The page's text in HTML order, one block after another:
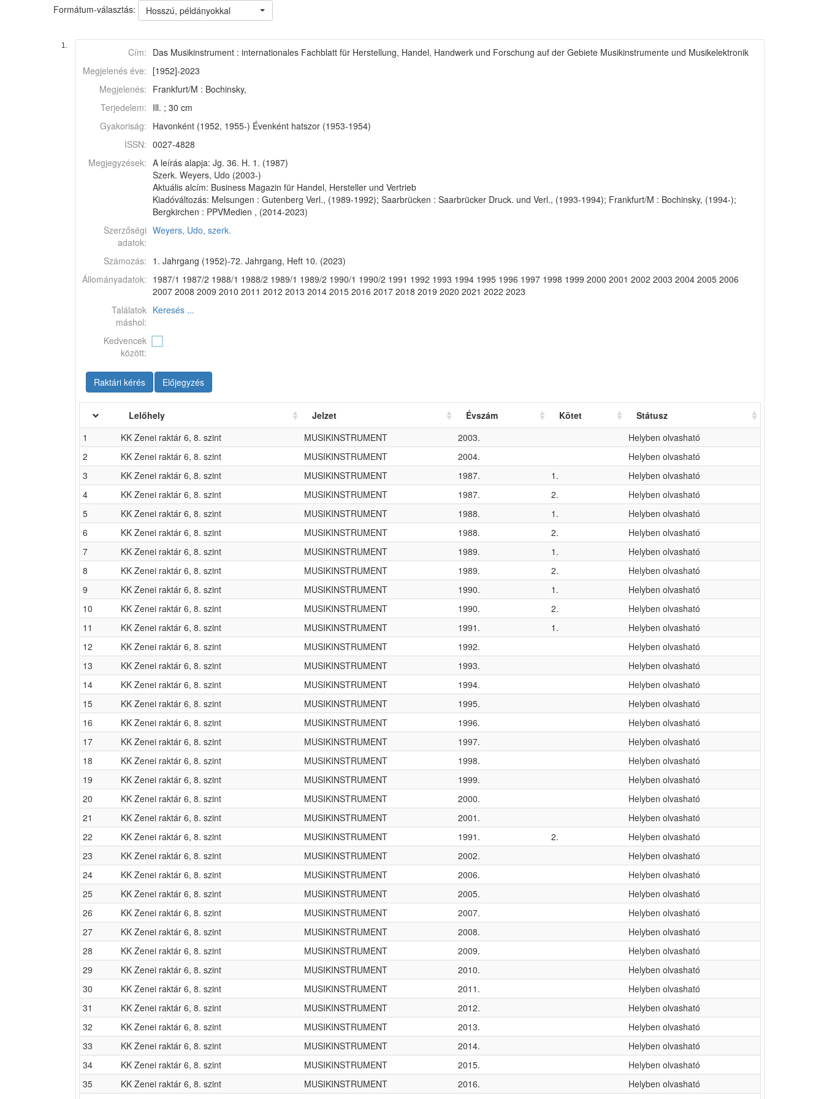
Formátum-választás: Hosszú, példányokkal
1.
Cím: Das Musikinstrument : internationales Fachblatt für Herstellung, Handel, Handwerk und Forschung auf der Gebiete Musikinstrumente und Musikelektronik
Megjelenés éve: [1952]-2023
Megjelenés: Frankfurt/M : Bochinsky,
Terjedelem: Ill. ; 30 cm
Gyakoriság: Havonként (1952, 1955-) Évenként hatszor (1953-1954)
ISSN: 0027-4828
Megjegyzések: A leírás alapja: Jg. 36. H. 1. (1987)
Szerk. Weyers, Udo (2003-)
Aktuális alcím: Business Magazin für Handel, Hersteller und Vertrieb
Kiadóváltozás: Melsungen : Gutenberg Verl., (1989-1992); Saarbrücken : Saarbrücker Druck. und Verl., (1993-1994); Frankfurt/M : Bochinsky, (1994-);
Bergkirchen : PPVMedien , (2014-2023)
Szerzőségi
adatok:
Weyers, Udo, szerk.
Számozás: 1. Jahrgang (1952)-72. Jahrgang, Heft 10. (2023)
Állományadatok: 1987/1 1987/2 1988/1 1988/2 1989/1 1989/2 1990/1 1990/2 1991 1992 1993 1994 1995 1996 1997 1998 1999 2000 2001 2002 2003 2004 2005 2006
2007 2008 2009 2010 2011 2012 2013 2014 2015 2016 2017 2018 2019 2020 2021 2022 2023
Találatok
máshol:
Keresés ...
Kedvencek
között:
Raktári kérés Előjegyzés
Lelőhely Jelzet Évszám Kötet
Státusz
1
KK Zenei raktár 6, 8. szint MUSIKINSTRUMENT 2003.
Helyben olvasható
2
KK Zenei raktár 6, 8. szint MUSIKINSTRUMENT 2004.
Helyben olvasható
3
KK Zenei raktár 6, 8. szint MUSIKINSTRUMENT 1987. 1.
Helyben olvasható
4
KK Zenei raktár 6, 8. szint MUSIKINSTRUMENT 1987. 2.
Helyben olvasható
5
KK Zenei raktár 6, 8. szint MUSIKINSTRUMENT 1988. 1.
Helyben olvasható
6
KK Zenei raktár 6, 8. szint MUSIKINSTRUMENT 1988. 2.
Helyben olvasható
7
KK Zenei raktár 6, 8. szint MUSIKINSTRUMENT 1989. 1.
Helyben olvasható
8
KK Zenei raktár 6, 8. szint MUSIKINSTRUMENT 1989. 2.
Helyben olvasható
9
KK Zenei raktár 6, 8. szint MUSIKINSTRUMENT 1990. 1.
Helyben olvasható
10
KK Zenei raktár 6, 8. szint MUSIKINSTRUMENT 1990. 2.
Helyben olvasható
11
KK Zenei raktár 6, 8. szint MUSIKINSTRUMENT 1991. 1.
Helyben olvasható
12
KK Zenei raktár 6, 8. szint MUSIKINSTRUMENT 1992.
Helyben olvasható
13
KK Zenei raktár 6, 8. szint MUSIKINSTRUMENT 1993.
Helyben olvasható
14
KK Zenei raktár 6, 8. szint MUSIKINSTRUMENT 1994.
Helyben olvasható
15
KK Zenei raktár 6, 8. szint MUSIKINSTRUMENT 1995.
Helyben olvasható
16
KK Zenei raktár 6, 8. szint MUSIKINSTRUMENT 1996.
Helyben olvasható
17
KK Zenei raktár 6, 8. szint MUSIKINSTRUMENT 1997.
Helyben olvasható
18
KK Zenei raktár 6, 8. szint MUSIKINSTRUMENT 1998.
Helyben olvasható
19
KK Zenei raktár 6, 8. szint MUSIKINSTRUMENT 1999.
Helyben olvasható
20
KK Zenei raktár 6, 8. szint MUSIKINSTRUMENT 2000.
Helyben olvasható
21
KK Zenei raktár 6, 8. szint MUSIKINSTRUMENT 2001.
Helyben olvasható
22
KK Zenei raktár 6, 8. szint MUSIKINSTRUMENT 1991. 2.
Helyben olvasható
23
KK Zenei raktár 6, 8. szint MUSIKINSTRUMENT 2002.
Helyben olvasható
24
KK Zenei raktár 6, 8. szint MUSIKINSTRUMENT 2006.
Helyben olvasható
25
KK Zenei raktár 6, 8. szint MUSIKINSTRUMENT 2005.
Helyben olvasható
26
KK Zenei raktár 6, 8. szint MUSIKINSTRUMENT 2007.
Helyben olvasható
27
KK Zenei raktár 6, 8. szint MUSIKINSTRUMENT 2008.
Helyben olvasható
28
KK Zenei raktár 6, 8. szint MUSIKINSTRUMENT 2009.
Helyben olvasható
29
KK Zenei raktár 6, 8. szint MUSIKINSTRUMENT 2010.
Helyben olvasható
30
KK Zenei raktár 6, 8. szint MUSIKINSTRUMENT 2011.
Helyben olvasható
31
KK Zenei raktár 6, 8. szint MUSIKINSTRUMENT 2012.
Helyben olvasható
32
KK Zenei raktár 6, 8. szint MUSIKINSTRUMENT 2013.
Helyben olvasható
33
KK Zenei raktár 6, 8. szint MUSIKINSTRUMENT 2014.
Helyben olvasható
34
KK Zenei raktár 6, 8. szint MUSIKINSTRUMENT 2015.
Helyben olvasható
35
KK Zenei raktár 6, 8. szint MUSIKINSTRUMENT 2016.
Helyben olvasható